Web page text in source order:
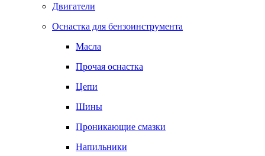
Двигатели
Оснастка для бензоинструмента
Масла
Прочая оснастка
Цепи
Шины
Проникающие смазки
Напильники